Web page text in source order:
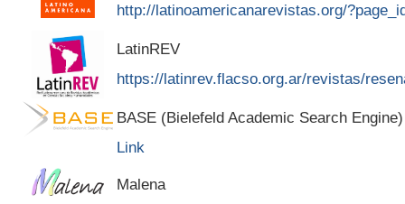
http://latinoamericanarevistas.org/
LatinREV
https://latinrev.flacso.org.ar/revistas/
BASE (Bielefeld Academic Search Engine)
Link
Malena